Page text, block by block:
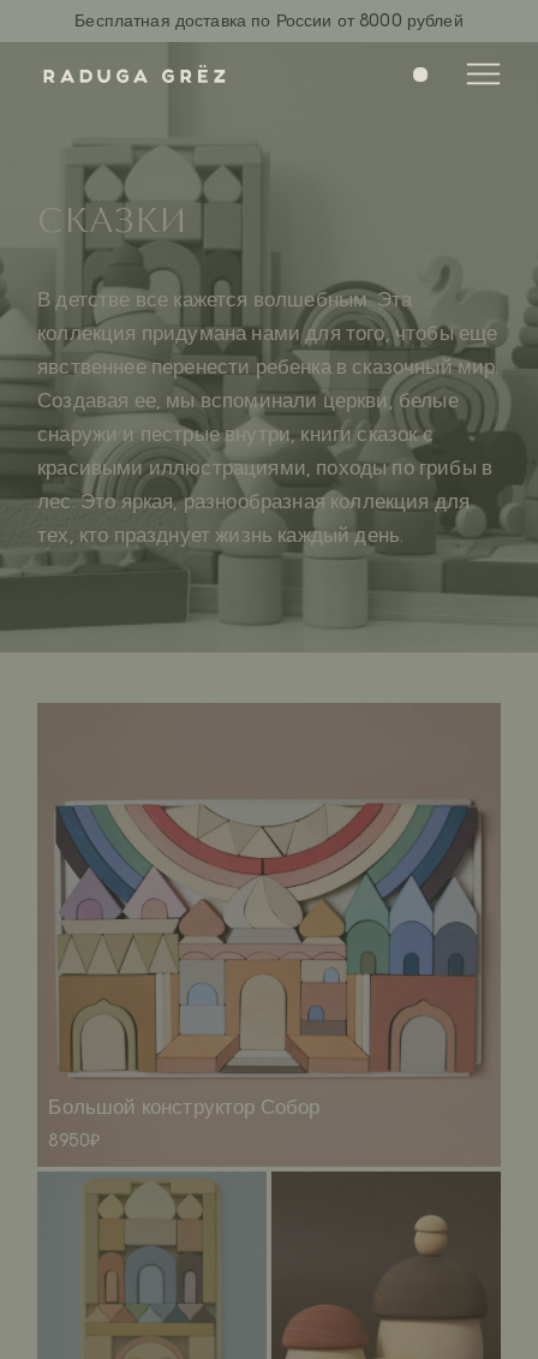
Бесплатная доставка по России от 8000 рублей
0
СКАЗКИ
В детстве все кажется волшебным. Эта
коллекция придумана нами для того, чтобы еще
явственнее перенести ребенка в сказочный мир.
Создавая ее, мы вспоминали церкви, белые
снаружи и пестрые внутри, книги сказок с
красивыми иллюстрациями, походы по грибы в
лес. Это яркая, разнообразная коллекция для
тех, кто празднует жизнь каждый день.
Большой конструктор Собор
8950₽